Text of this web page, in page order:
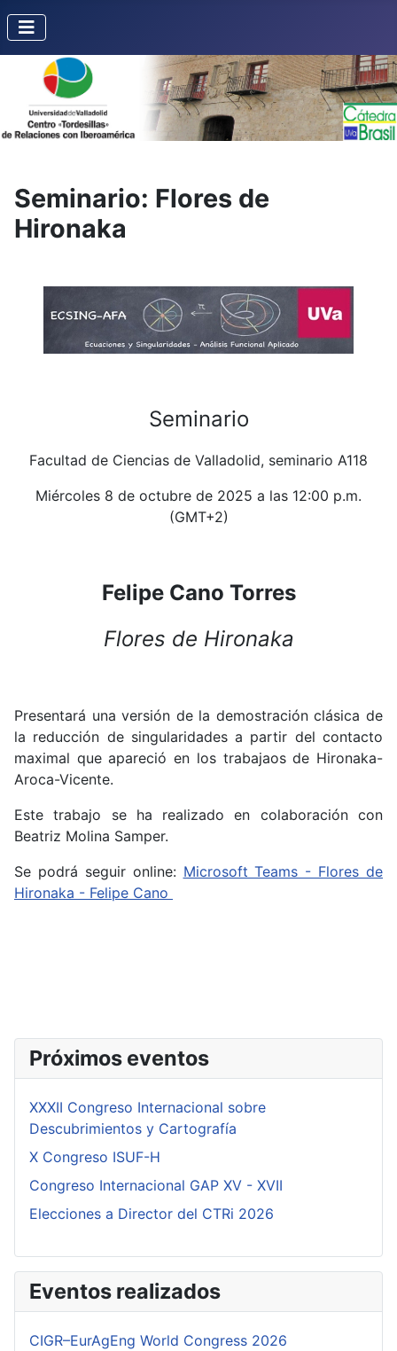
Seminario: Flores de
Hironaka
Seminario
Facultad de Ciencias de Valladolid, seminario A118
Miércoles 8 de octubre de 2025 a las 12:00 p.m.
(GMT+2)
Felipe Cano Torres
Flores de Hironaka
Presentará una versión de la demostración clásica de
la reducción de singularidades a partir del contacto
maximal que apareció en los trabajaos de Hironaka-
Aroca-Vicente.
Este trabajo se ha realizado en colaboración con
Beatriz Molina Samper.
Se podrá seguir online: Microsoft Teams - Flores de
Hironaka - Felipe Cano
Próximos eventos
XXXII Congreso Internacional sobre
Descubrimientos y Cartografía
X Congreso ISUF-H
Congreso Internacional GAP XV - XVII
Elecciones a Director del CTRi 2026
Eventos realizados
CIGR–EurAgEng World Congress 2026